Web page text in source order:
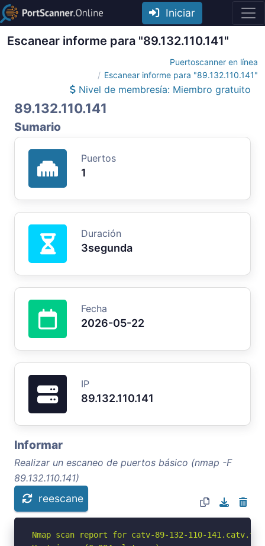
Iniciar
Escanear informe para "89.132.110.141"
Puertoscanner en línea
Escanear informe para "89.132.110.141"
Nivel de membresía: Miembro gratuito
89.132.110.141
Sumario
Puertos
1
Duración
3segunda
Fecha
2026-05-22
IP
89.132.110.141
Informar
Realizar un escaneo de puertos básico (nmap -F
89.132.110.141)
reescane
Nmap scan report for catv-89-132-110-